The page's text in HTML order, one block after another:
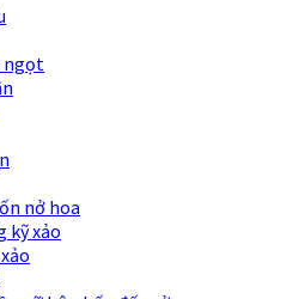
ngọt
nở hoa
kỹ xảo